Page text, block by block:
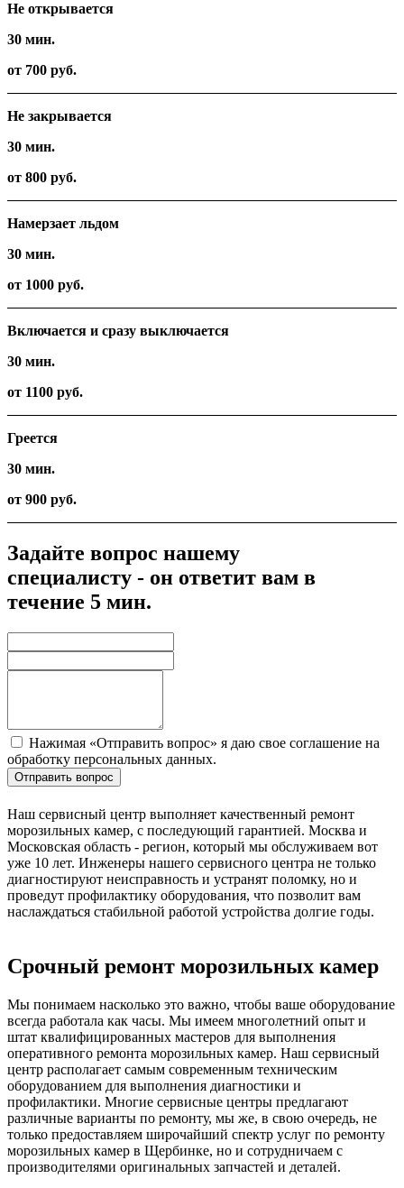
Не открывается
30 мин.
от 700 руб.
Не закрывается
30 мин.
от 800 руб.
Намерзает льдом
30 мин.
от 1000 руб.
Включается и сразу выключается
30 мин.
от 1100 руб.
Греется
30 мин.
от 900 руб.
Задайте вопрос нашему
специалисту - он ответит вам в
течение 5 мин.
Нажимая «Отправить вопрос» я даю свое соглашение на
обработку персональных данных.
Отправить вопрос
Наш сервисный центр выполняет качественный ремонт
морозильных камер, с последующий гарантией. Москва и
Московская область - регион, который мы обслуживаем вот
уже 10 лет. Инженеры нашего сервисного центра не только
диагностируют неисправность и устранят поломку, но и
проведут профилактику оборудования, что позволит вам
наслаждаться стабильной работой устройства долгие годы.
Срочный ремонт морозильных камер
Мы понимаем насколько это важно, чтобы ваше оборудование
всегда работала как часы. Мы имеем многолетний опыт и
штат квалифицированных мастеров для выполнения
оперативного ремонта морозильных камер. Наш сервисный
центр располагает самым современным техническим
оборудованием для выполнения диагностики и
профилактики. Многие сервисные центры предлагают
различные варианты по ремонту, мы же, в свою очередь, не
только предоставляем широчайший спектр услуг по ремонту
морозильных камер в Щербинке, но и сотрудничаем с
производителями оригинальных запчастей и деталей.